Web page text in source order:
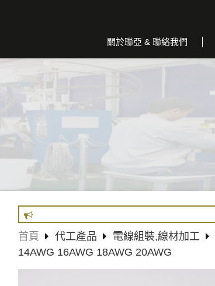
關於聯亞 & 聯絡我們
首頁 代工產品 電線組裝,線材加工
14AWG 16AWG 18AWG 20AWG